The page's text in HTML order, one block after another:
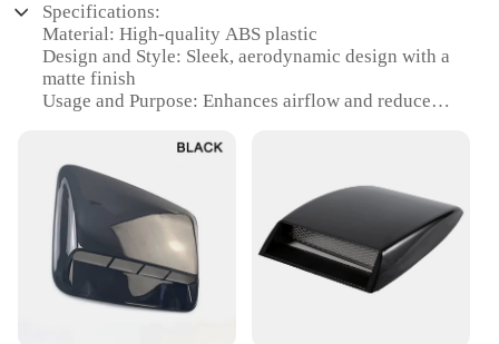
Specifications:
Material: High-quality ABS plastic
Design and Style: Sleek, aerodynamic design with a
matte finish
Usage and Purpose: Enhances airflow and reduces
Typical Adaptive Scenario: Fits a variety of
vehicles, including cars, trucks, and motorcycles
Shape or Size or Weight or Quantity: Lightweight
and easy to install, available in sets or individually
Performance and Property: Improves vehicle
performance and aesthetics
Features: